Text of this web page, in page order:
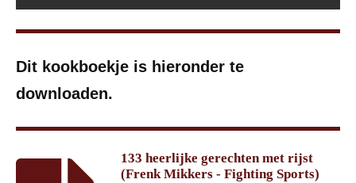
Dit kookboekje is hieronder te
downloaden.
133 heerlijke gerechten met rijst
(Frenk Mikkers - Fighting Sports)